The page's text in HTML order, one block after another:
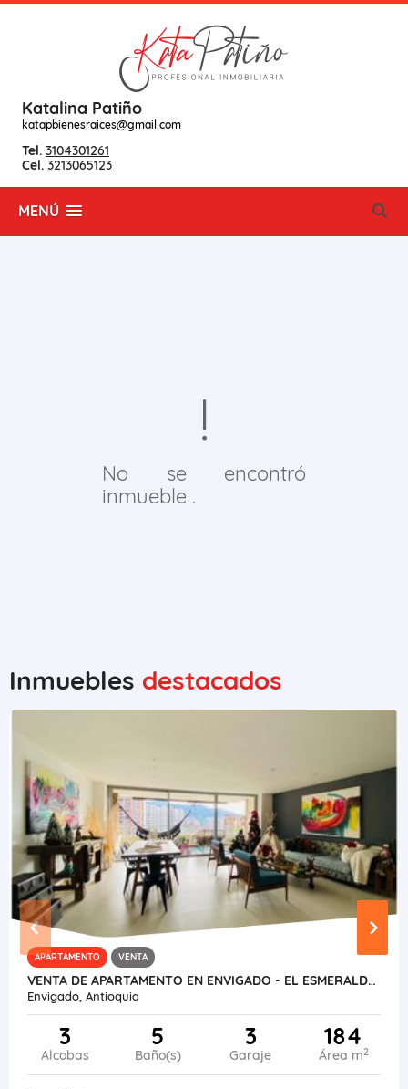
Katalina Patiño
katapbienesraices@gmail.com
Tel. 3104301261
Cel. 3213065123
MENÚ
No se encontró
inmueble .
Inmuebles destacados
APARTAMENTO VENTA
VENTA DE APARTAMENTO EN ENVIGADO - EL ESMERALDAL
Envigado, Antioquia
3
Alcobas
5
Baño(s)
3
Garaje
184
Área m2